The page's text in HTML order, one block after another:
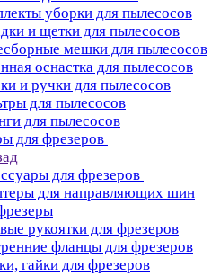
уборки для пылесосов
и щетки для пылесосов
мешки для пылесосов
оснастка для пылесосов
и ручки для пылесосов
для пылесосов
для пылесосов
для фрезеров
для фрезеров
для направляющих шин
рукоятки для фрезеров
фланцы для фрезеров
гайки для фрезеров